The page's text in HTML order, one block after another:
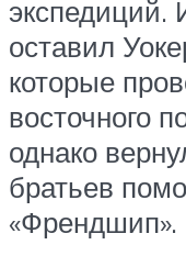
экспедиций.
оставил
которые
восточного
однако
братьев
«Френдшип».